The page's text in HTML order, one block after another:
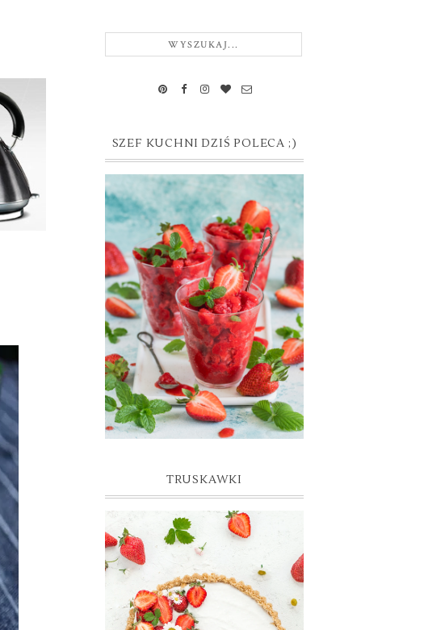
SZEF KUCHNI DZIŚ POLECA ;)
GRANITA TRUSKAWKOWA
TRUSKAWKI